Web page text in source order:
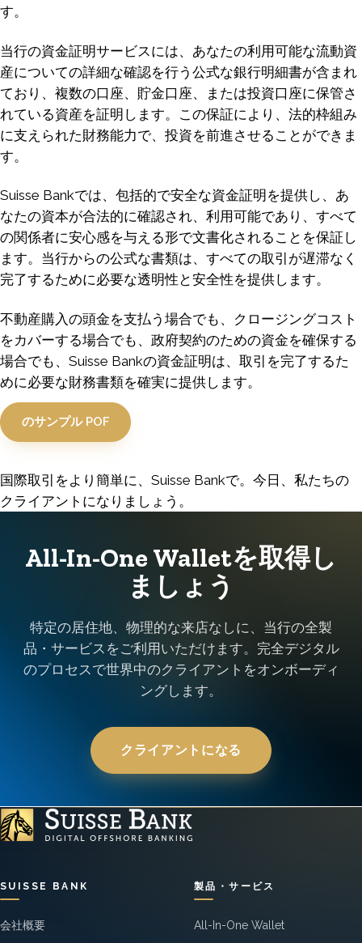
す。
当行の資金証明サービスには、あなたの利用可能な流動資
産についての詳細な確認を行う公式な銀行明細書が含まれ
ており、複数の口座、貯金口座、または投資口座に保管さ
れている資産を証明します。この保証により、法的枠組み
に支えられた財務能力で、投資を前進させることができま
す。
Suisse Bankでは、包括的で安全な資金証明を提供し、あ
なたの資本が合法的に確認され、利用可能であり、すべて
の関係者に安心感を与える形で文書化されることを保証し
ます。当行からの公式な書類は、すべての取引が遅滞なく
完了するために必要な透明性と安全性を提供します。
不動産購入の頭金を支払う場合でも、クロージングコスト
をカバーする場合でも、政府契約のための資金を確保する
場合でも、Suisse Bankの資金証明は、取引を完了するた
めに必要な財務書類を確実に提供します。
のサンプル POF
国際取引をより簡単に、Suisse Bankで。今日、私たちの
クライアントになりましょう。
All-In-One Walletを取得し
ましょう
特定の居住地、物理的な来店なしに、当行の全製
品・サービスをご利用いただけます。完全デジタル
のプロセスで世界中のクライアントをオンボーディ
ングします。
クライアントになる
SUISSE BANK
会社概要
製品・サービス
All-In-One Wallet